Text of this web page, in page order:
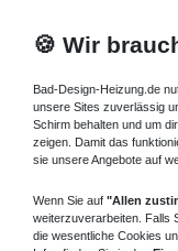
🍪 Wir
Bad-Design-Heizung.de
unsere Sites zuverlässig
Schirm behalten und um
zeigen. Damit das
sie unsere Angebote auf
Wenn Sie auf "Allen
weiterzuverarbeiten. Falls
die wesentliche Cookies